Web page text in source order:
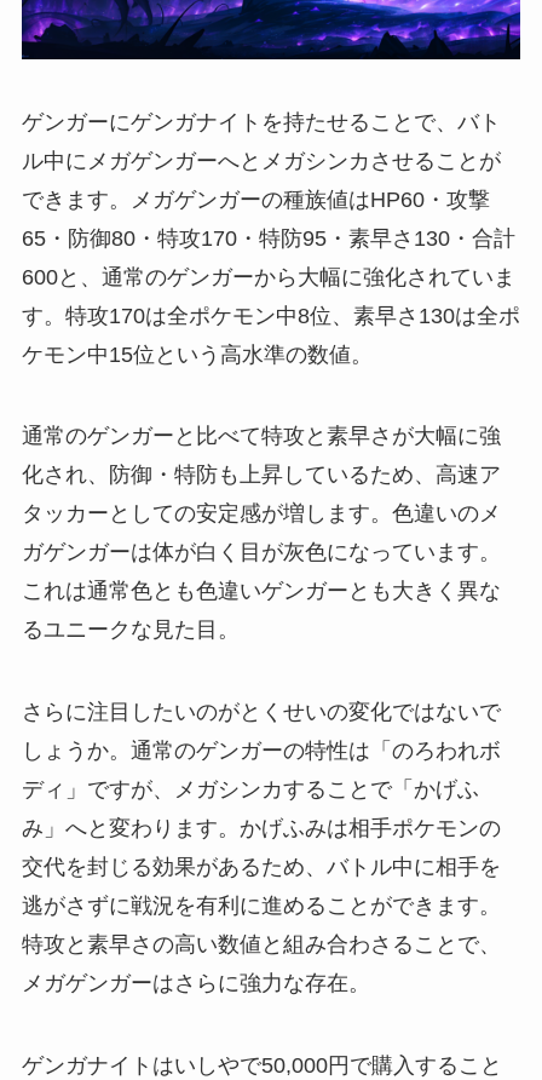
ゲンガーにゲンガナイトを持たせることで、バト
ル中にメガゲンガーへとメガシンカさせることが
できます。メガゲンガーの種族値はHP60・攻撃
65・防御80・特攻170・特防95・素早さ130・合計
600と、通常のゲンガーから大幅に強化されていま
す。特攻170は全ポケモン中8位、素早さ130は全ポ
ケモン中15位という高水準の数値。
通常のゲンガーと比べて特攻と素早さが大幅に強
化され、防御・特防も上昇しているため、高速ア
タッカーとしての安定感が増します。色違いのメ
ガゲンガーは体が白く目が灰色になっています。
これは通常色とも色違いゲンガーとも大きく異な
るユニークな見た目。
さらに注目したいのがとくせいの変化ではないで
しょうか。通常のゲンガーの特性は「のろわれボ
ディ」ですが、メガシンカすることで「かげふ
み」へと変わります。かげふみは相手ポケモンの
交代を封じる効果があるため、バトル中に相手を
逃がさずに戦況を有利に進めることができます。
特攻と素早さの高い数値と組み合わさることで、
メガゲンガーはさらに強力な存在。
ゲンガナイトはいしやで50,000円で購入すること